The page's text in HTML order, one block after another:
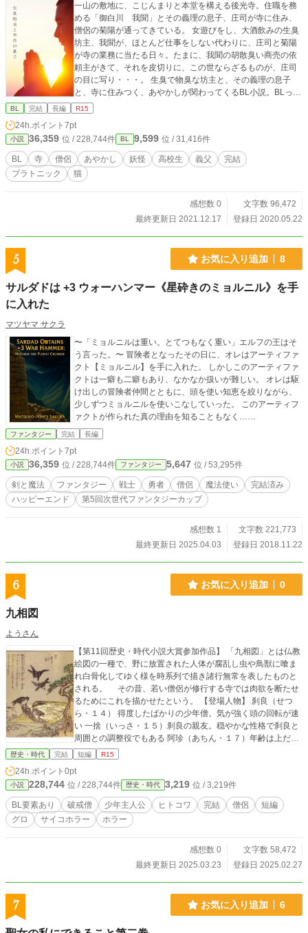
一山の敷地に、こじんまりと本堂を構える後光寺。住職を務
める「御白川 我聞」とその義理の息子、庄司が寺に住み、
僧侶の菊陽が通ってきている。 女遊びをし、大酒飲みの生臭
坊主、我聞が、ほとんど仕事をしない代わりに、庄司と菊陽
が寺の業務に当たる日々。たまに、我聞の胡散臭い商売の依
頼主がきて、それを皮切りに、この世ならざるものが、庄司
の目に写り・・・。 生臭で物臭な坊主と、その義理の息子
と、寺に住みつく、あやかしが関わってくるBL小説。BLっぽ
くはないけど、こんこんのセクハラ発言多発や、後半に描写
れ」はべつの依頼の小話になります。
BL 完結 長編 R15
24h.ポイント 7pt
小説 36,359 位 / 228,744件 BL 9,599 位 / 31,416件
BL 寺 僧侶 あやかし 妖怪 高校生 義父
完結
プラトニック
猫
感想数 0
文字数 96,472
最終更新日 2021.12.17
登録日 2020.05.22
5 お気に入り追加 8
サルダドは +3 ウォーハンマー《星砕きのミョルニル》を手
に入れた
マツヤマ サクラ
〜「ミョルニルは重い。とてつもなく重い」エルフの王はそ
う言った。〜 冒険者となったその日に、オレはアーティファ
クト【ミョルニル】を手に入れた。 しかしこのアーティファ
クトは一癖も二癖もあり、なかなか扱いが難しい。 オレは駆
け出しの冒険者仲間とともに、頭を使い知恵を絞りながら、
少しずつミョルニルを使いこなしていった。 このアーティフ
ァクトが作られた真の理由を知ることもなく……
ファンタジー 完結 長編
24h.ポイント 7pt
小説 36,359 位 / 228,744件 ファンタジー 5,647 位 / 53,295件
剣と魔法 ファンタジー 戦士 勇者 僧侶 魔法使い
完結済み
ハッピーエンド
第5回次世代ファンタジーカップ
感想数 1
文字数 221,773
最終更新日 2025.04.03
登録日 2018.11.22
6 お気に入り追加 0
九相図
ようさん
【第11回歴史・時代小説大賞参加作品】 「九相図」とは仏教
絵図の一種で、野に放置された人体が腐乱し虫や鳥獣に喰ま
れ白骨化してゆく様を時系列で描き諸行無常を表したものと
される。 その昔、若い僧侶が修行する寺では肉欲を断たせ
るためにこれを描かせたという。 【登場人物】 刹良（せつ
ら・１４） 得度したばかりの少年僧。気が強く頭の回転が速
い 一捨（いっさ・１５）刹良の親友。穏やかな性格で刹良と
周囲との調整役でもある 阿珍（あちん・１７）年齢は上だが
寺に入って来たのが遅く、刹良や一捨の弟分的存在 無量（む
ほとんどが逆らえない存在 老師（？） 少年僧の教育を担
当。寺の皆から尊敬され慕われる高僧 ※リライトの結果、五
万字台の中編になりました※ （画像・竹原春泉「帷子
辻」）
歴史・時代 完結 短編 R15
24h.ポイント 0pt
小説 228,744 位 / 228,744件 歴史・時代 3,219 位 / 3,219件
BL要素あり 破戒僧 少年主人公 ヒトコワ 完結 僧侶
短編
グロ
サイコホラー ホラー
感想数 0
文字数 58,472
最終更新日 2025.03.23
登録日 2025.02.27
7 お気に入り追加 6